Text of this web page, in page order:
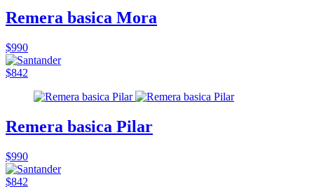
Remera basica Mora
$990
$842
Remera basica Pilar
$990
$842